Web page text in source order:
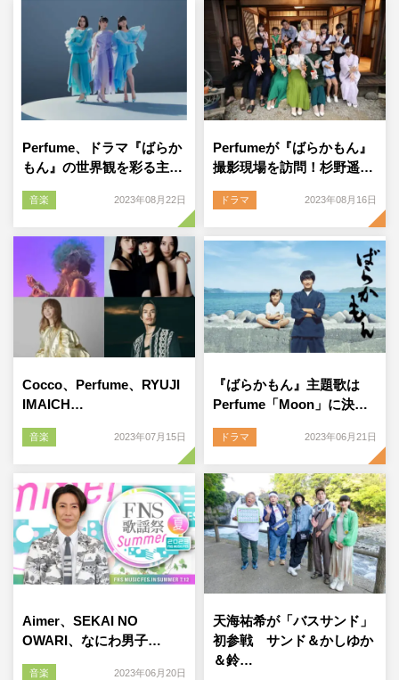
Perfume、ドラマ『ばらか
もん』の世界観を彩る主…
音楽 2023年08月22日
Perfumeが『ばらかもん』
撮影現場を訪問！杉野遥…
ドラマ 2023年08月16日
Cocco、Perfume、RYUJI
IMAICH…
音楽 2023年07月15日
『ばらかもん』主題歌は
Perfume「Moon」に決…
ドラマ 2023年06月21日
Aimer、SEKAI NO
OWARI、なにわ男子…
音楽 2023年06月20日
天海祐希が「バスサンド」
初参戦 サンド＆かしゆか
＆鈴…